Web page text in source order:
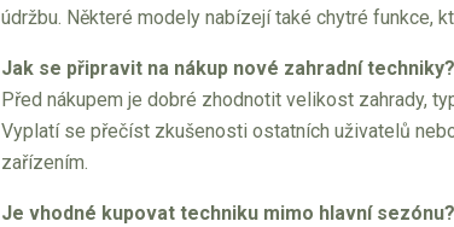
údržbu. Některé modely nabízejí také chytré funkce,
Jak se připravit na nákup nové zahradní techniky?
Před nákupem je dobré zhodnotit velikost zahrady,
Vyplatí se přečíst zkušenosti ostatních uživatelů
zařízením.
Je vhodné kupovat techniku mimo hlavní sezónu?